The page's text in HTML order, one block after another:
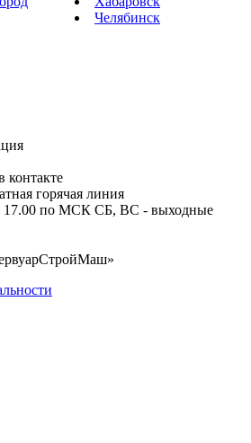
Челябинск
горячая линия
по МСК СБ, ВС - выходные